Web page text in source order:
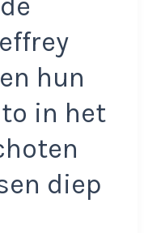
hun
in het
diep